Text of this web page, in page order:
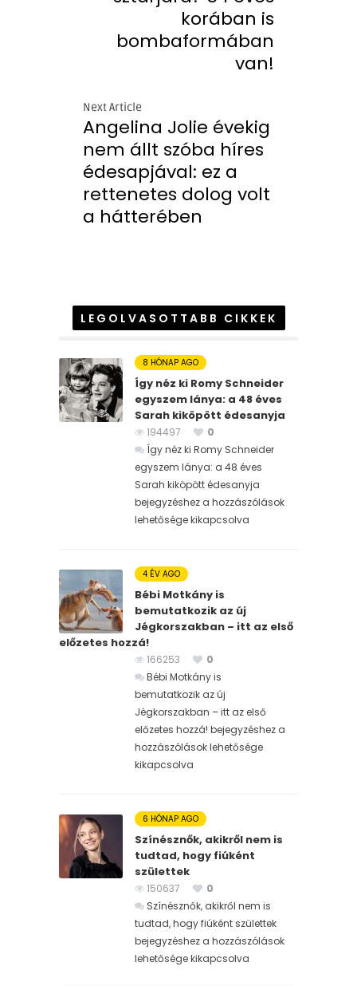
korában is
bombaformában
van!
Next Article
Angelina Jolie évekig
nem állt szóba híres
édesapjával: ez a
rettenetes dolog volt
a hátterében
LEGOLVASOTTABB CIKKEK
8 HÓNAP AGO
Így néz ki Romy Schneider
egyszem lánya: a 48 éves
Sarah kiköpött édesanyja
194497
0
Így néz ki Romy Schneider
egyszem lánya: a 48 éves
Sarah kiköpött édesanyja
bejegyzéshez a hozzászólások
lehetősége kikapcsolva
4 ÉV AGO
Bébi Motkány is
bemutatkozik az új
Jégkorszakban – itt az első
előzetes hozzá!
166253
0
Bébi Motkány is
bemutatkozik az új
Jégkorszakban – itt az első
előzetes hozzá! bejegyzéshez a
hozzászólások lehetősége
kikapcsolva
6 HÓNAP AGO
Színésznők, akikről nem is
tudtad, hogy fiúként
születtek
150637
0
Színésznők, akikről nem is
tudtad, hogy fiúként születtek
bejegyzéshez a hozzászólások
lehetősége kikapcsolva